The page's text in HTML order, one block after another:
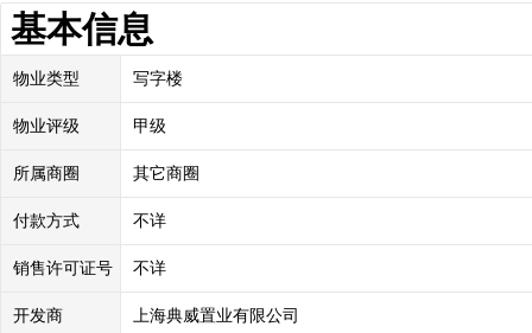
基本信息
物业类型 写字楼
物业评级 甲级
所属商圈 其它商圈
付款方式 不详
销售许可证号 不详
开发商 上海典威置业有限公司